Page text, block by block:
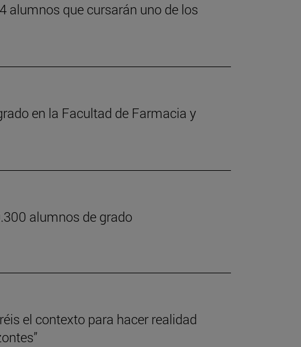
alumnos que cursarán uno de los
en la Facultad de Farmacia y
alumnos de grado
el contexto para hacer realidad